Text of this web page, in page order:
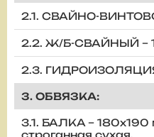
2.1. СВАЙНО-
2.2. Ж/Б-СВАЙНЫЙ –
2.3. ГИДРОИЗОЛЯЦИЯ
3. ОБВЯЗКА:
3.1. БАЛКА –
строганная сухая.